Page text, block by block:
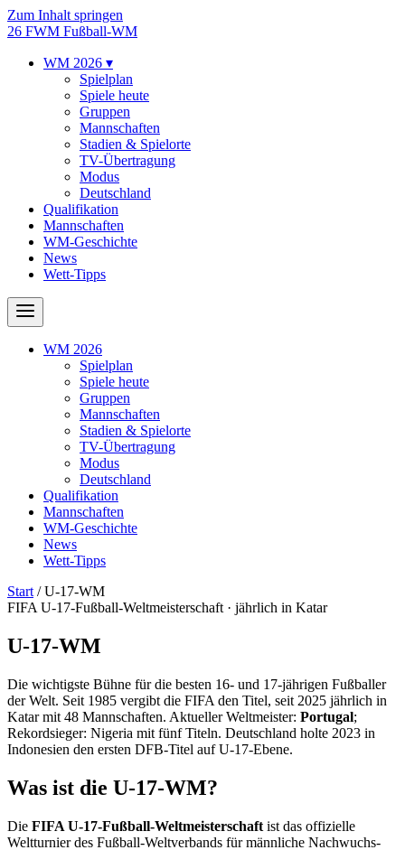
Zum Inhalt springen
26 FWM Fußball-WM
WM 2026 ▾
Spielplan
Spiele heute
Gruppen
Mannschaften
Stadien & Spielorte
TV-Übertragung
Modus
Deutschland
Qualifikation
Mannschaften
WM-Geschichte
News
Wett-Tipps
WM 2026
Spielplan
Spiele heute
Gruppen
Mannschaften
Stadien & Spielorte
TV-Übertragung
Modus
Deutschland
Qualifikation
Mannschaften
WM-Geschichte
News
Wett-Tipps
Start /U-17-WM
FIFA U-17-Fußball-Weltmeisterschaft · jährlich in Katar
U-17-WM
Die wichtigste Bühne für die besten 16- und 17-jährigen Fußballer
der Welt. Seit 1985 vergibt die FIFA den Titel, seit 2025 jährlich in
Katar mit 48 Mannschaften. Aktueller Weltmeister: Portugal;
Rekordsieger: Nigeria mit fünf Titeln. Deutschland holte 2023 in
Indonesien den ersten DFB-Titel auf U-17-Ebene.
Was ist die U-17-WM?
Die FIFA U-17-Fußball-Weltmeisterschaft ist das offizielle
Weltturnier des Fußball-Weltverbands für männliche Nachwuchs-